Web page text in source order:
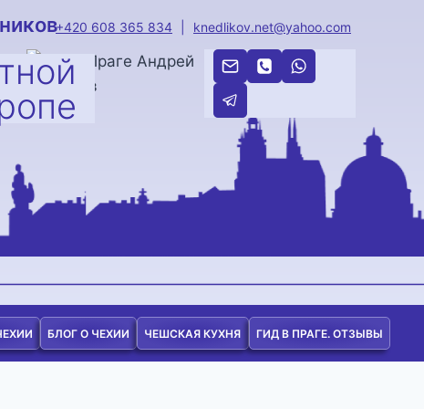
+420 608 365 834 knedlikov.net@yahoo.com
БЛОГ О ЧЕХИИ ЧЕШСКАЯ КУХНЯ ГИД В ПРАГЕ. ОТЗЫВЫ